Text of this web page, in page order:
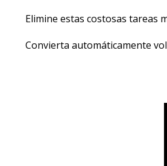
Elimine estas costosas tareas
Convierta automáticamente